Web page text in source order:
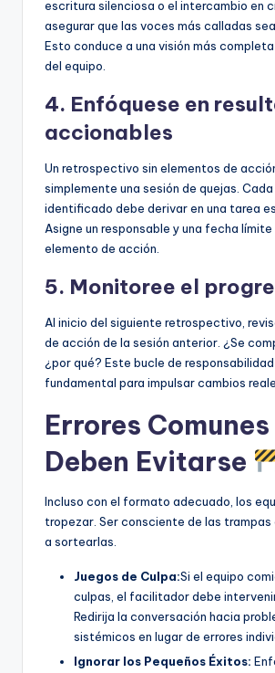
escritura silenciosa o el intercambio en
asegurar que las voces más calladas
Esto conduce a una visión más
del equipo.
4. Enfóquese en
accionables
Un retrospectivo sin elementos de
simplemente una sesión de quejas.
identificado debe derivar en una tarea
Asigne un responsable y una fecha
elemento de acción.
5. Monitoree el
Al inicio del siguiente retrospectivo,
de acción de la sesión anterior. ¿Se
¿por qué? Este bucle de
fundamental para impulsar cambios
Errores
Deben Evitarse
Incluso con el formato adecuado, los
tropezar. Ser consciente de las trampas
a sortearlas.
Juegos de Culpa:Si el equipo
culpas, el facilitador debe
Redirija la conversación hacia
sistémicos en lugar de errores
Ignorar los Pequeños Éxitos: